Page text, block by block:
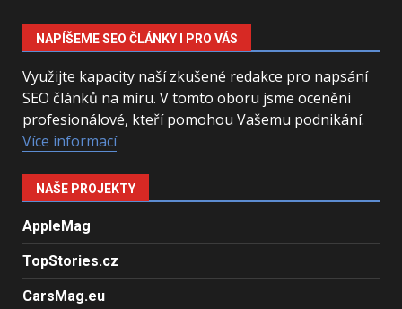
NAPÍŠEME SEO ČLÁNKY I PRO VÁS
Využijte kapacity naší zkušené redakce pro napsání
SEO článků na míru. V tomto oboru jsme oceněni
profesionálové, kteří pomohou Vašemu podnikání.
Více informací
NAŠE PROJEKTY
AppleMag
TopStories.cz
CarsMag.eu